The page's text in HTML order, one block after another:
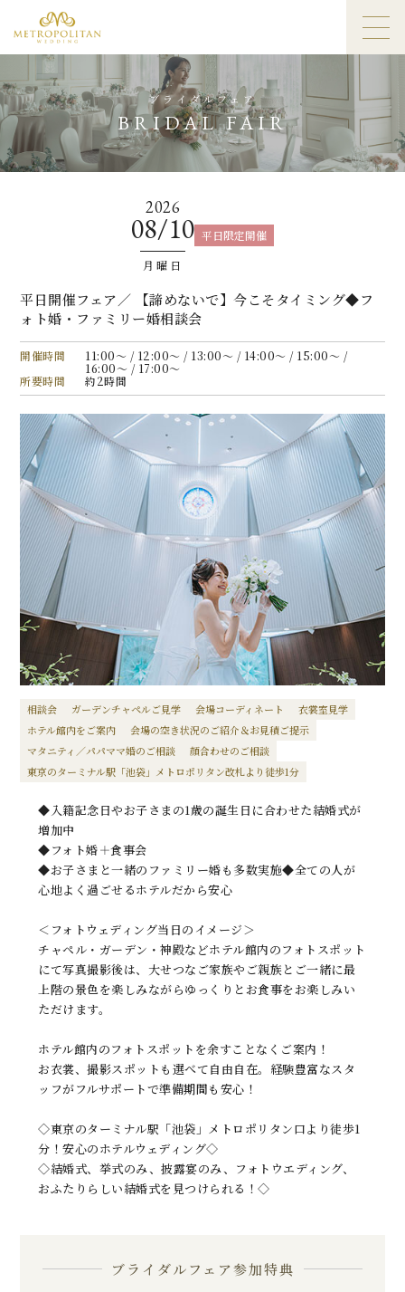
ブライダルフェア
BRIDAL FAIR
2026
08/10
月曜日
平日限定開催
平日開催フェア／ 【諦めないで】今こそタイミング◆フ
ォト婚・ファミリー婚相談会
開催時間
11:00〜 / 12:00〜 / 13:00〜 / 14:00〜 / 15:00〜 /
16:00〜 / 17:00〜
所要時間
約2時間
相談会 ガーデンチャペルご見学 会場コーディネート
衣裳室見学
ホテル館内をご案内
会場の空き状況のご紹介＆お見積ご提示
マタニティ／パパママ婚のご相談
顔合わせのご相談
東京のターミナル駅「池袋」メトロポリタン改札より徒歩1分
◆入籍記念日やお子さまの1歳の誕生日に合わせた結婚式が
増加中
◆フォト婚＋食事会
◆お子さまと一緒のファミリー婚も多数実施◆全ての人が
心地よく過ごせるホテルだから安心
＜フォトウェディング当日のイメージ＞
チャペル・ガーデン・神殿などホテル館内のフォトスポット
にて写真撮影後は、大せつなご家族やご親族とご一緒に最
上階の景色を楽しみながらゆっくりとお食事をお楽しみい
ただけます。
ホテル館内のフォトスポットを余すことなくご案内！
お衣裳、撮影スポットも選べて自由自在。経験豊富なスタ
ッフがフルサポートで準備期間も安心！
◇東京のターミナル駅「池袋」メトロポリタン口より徒歩1
分！安心のホテルウェディング◇
◇結婚式、挙式のみ、披露宴のみ、フォトウエディング、
おふたりらしい結婚式を見つけられる！◇
ブライダルフェア参加特典